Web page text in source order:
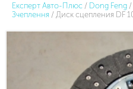
Експерт Авто-Плюс / Dong Feng /
Зчеплення / Диск сцепления DF